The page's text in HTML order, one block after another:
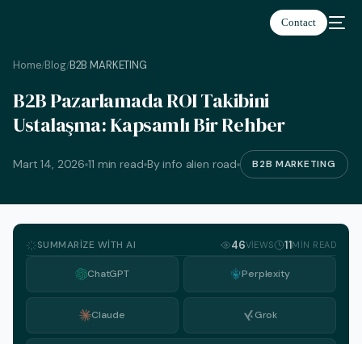
Contact
Home/Blog/B2B MARKETING
B2B Pazarlamada ROI Takibini
Ustalaşma: Kapsamlı Bir Rehber
Mart 14, 2026 11 min read By info alien road B2B MARKETING
SUMMARIZE WITH AI 46VIEWS 11MIN READ
ChatGPT Perplexity
Claude Grok